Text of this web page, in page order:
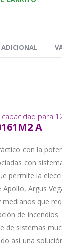
para
A
con la
con
permite la
Argus
que
de
de sistemas
así una